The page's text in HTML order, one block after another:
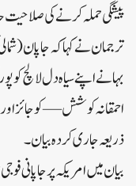
پیشگی حملہ کرنے کی
ترجمان نے کہا کہ جاپان
بہانے اپنے سیاہ دل لالچ کو
احمقانہ کوشش — کو جائز
ذریعہ جاری کردہ بیان۔
بیان میں امریکہ پر جاپانی